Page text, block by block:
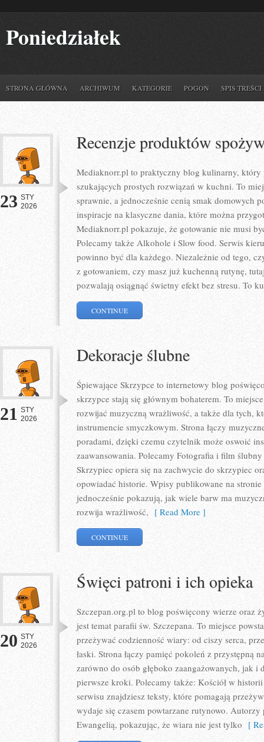
Poniedziałek
STRONA GŁÓWNA ARCHIWUM KATEGORIE POGOŃ SPIS TREŚCI
23 STY
2026
Recenzje produktów
Mediaknorr.pl to praktyczny blog kulinarny, który
szukających prostych rozwiązań w kuchni. To
sprawnie, a jednocześnie cenią smak domowych
inspiracje na klasyczne dania, które można
Mediaknorr.pl pokazuje, że gotowanie nie musi
Polecamy także Alkohole i Slow food. Serwis
powinno być dla każdego. Niezależnie od tego,
z gotowaniem, czy masz już kuchenną rutynę,
pozwalają osiągnąć świetny efekt bez stresu. To
CONTINUE
21 STY
2026
Dekoracje ślubne
Śpiewające Skrzypce to internetowy blog
skrzypce stają się głównym bohaterem. To
rozwijać muzyczną wrażliwość, a także dla tych,
instrumencie smyczkowym. Strona łączy
poradami, dzięki czemu czytelnik może oswoić
zaawansowania. Polecamy Fotografia i film
Skrzypiec opiera się na zachwycie do skrzypiec
opowiadać historie. Wpisy publikowane na
jednocześnie pokazują, jak wiele barw ma
rozwija wrażliwość, [ Read More ]
CONTINUE
20 STY
2026
Święci patroni i ich opieka
Szczepan.org.pl to blog poświęcony wierze oraz
jest temat parafii św. Szczepana. To miejsce
przeżywać codzienność wiary: od ciszy serca,
łaski. Strona łączy pamięć pokoleń z przystępną
zarówno do osób głęboko zaangażowanych, jak
pierwsze kroki. Polecamy także: Kościół w
serwisu znajdziesz teksty, które pomagają
wydaje się czasem powtarzane rutynowo.
Ewangelią, pokazując, że wiara nie jest tylko [